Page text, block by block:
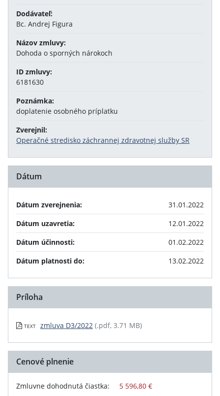
Dodávateľ:
Bc. Andrej Figura
Názov zmluvy:
Dohoda o sporných nárokoch
ID zmluvy:
6181630
Poznámka:
doplatenie osobného príplatku
Zverejnil:
Operačné stredisko záchrannej zdravotnej služby SR
Dátum
Dátum zverejnenia:
31.01.2022
Dátum uzavretia:
12.01.2022
Dátum účinnosti:
01.02.2022
Dátum platnosti do:
13.02.2022
Príloha
TEXT zmluva D3/2022 (.pdf, 3.71 MB)
Cenové plnenie
Zmluvne dohodnutá čiastka: 5 596,80 €